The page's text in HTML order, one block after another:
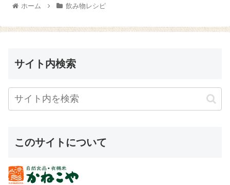
を作ってお菓子作りに使った
ホーム 飲み物レシピ
サイト内検索
このサイトについて